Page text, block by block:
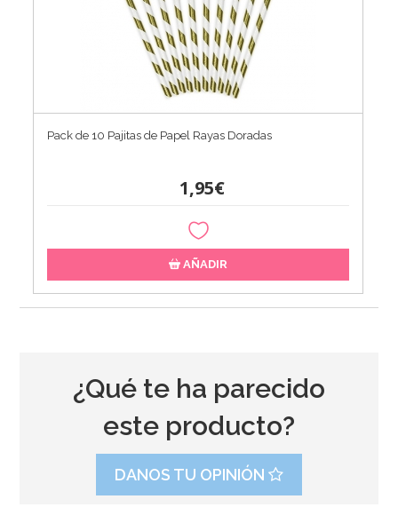
Pack de 10 Pajitas de Papel Rayas Doradas
1,95€
AÑADIR
¿Qué te ha parecido
este producto?
DANOS TU OPINIÓN